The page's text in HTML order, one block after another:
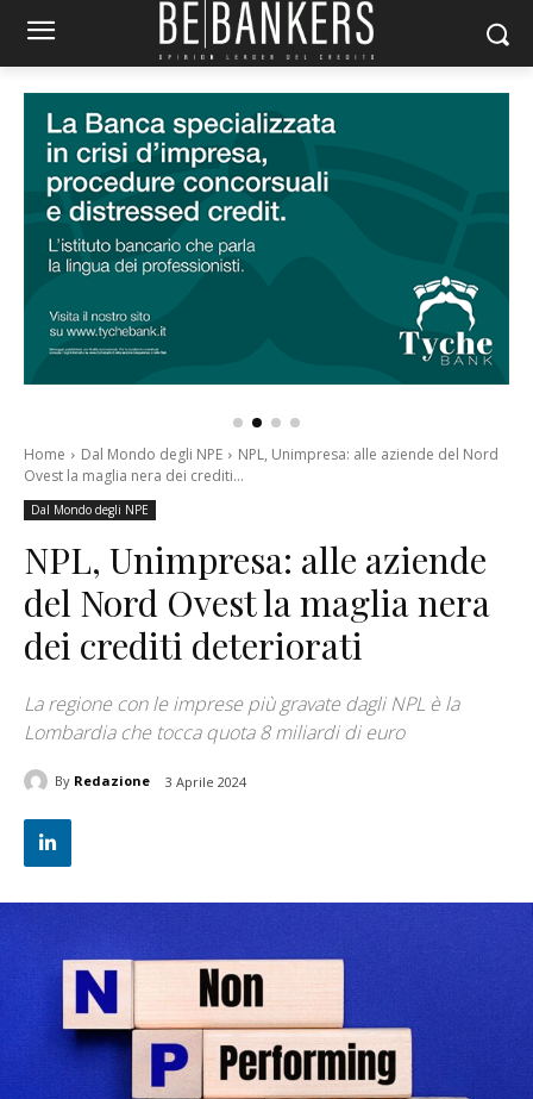
Home Dal Mondo degli NPE
NPL, Unimpresa: alle aziende del Nord
Ovest la maglia nera dei crediti...
Dal Mondo degli NPE
NPL, Unimpresa: alle aziende
del Nord Ovest la maglia nera
dei crediti deteriorati
La regione con le imprese più gravate dagli NPL è la
Lombardia che tocca quota 8 miliardi di euro
By Redazione 3 Aprile 2024